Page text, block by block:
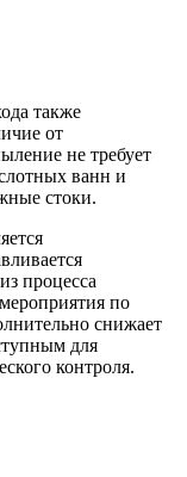
также
от
не требует
ванн и
стоки.
процесса
по
снижает
для
контроля.